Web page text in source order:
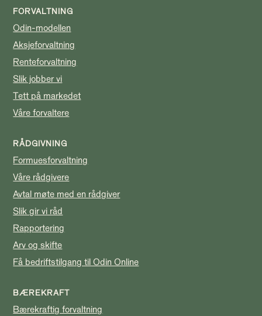
FORVALTNING
Odin-modellen
Aksjeforvaltning
Renteforvaltning
Slik jobber vi
Tett på markedet
Våre forvaltere
RÅDGIVNING
Formuesforvaltning
Våre rådgivere
Avtal møte med en rådgiver
Slik gir vi råd
Rapportering
Arv og skifte
Få bedriftstilgang til Odin Online
BÆREKRAFT
Bærekraftig forvaltning